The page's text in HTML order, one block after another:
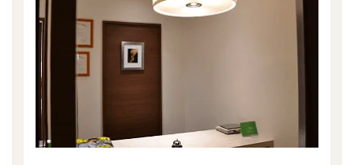
かんたん30秒でお試し査定